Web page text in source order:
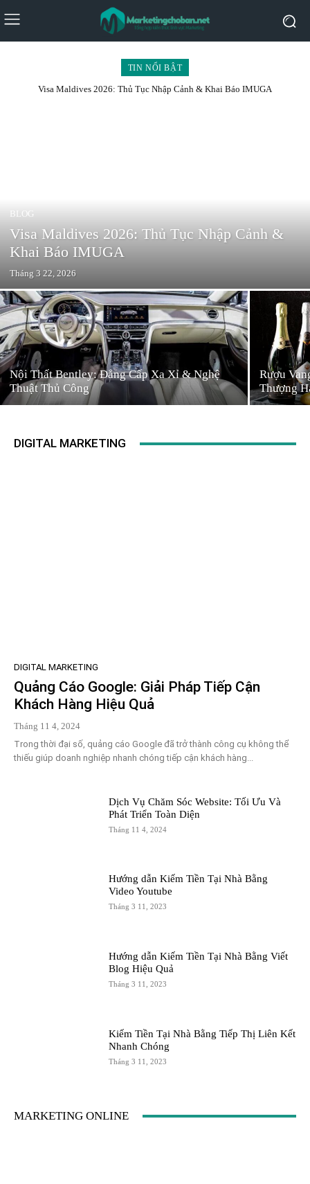
TIN NỔI BẬT
Visa Maldives 2026: Thủ Tục Nhập Cảnh & Khai Báo IMUGA
BLOG
Visa Maldives 2026: Thủ Tục Nhập Cảnh &
Khai Báo IMUGA
Tháng 3 22, 2026
Nội Thất Bentley: Đẳng Cấp Xa Xỉ & Nghệ
Thuật Thủ Công
Rượu
Thượng
DIGITAL MARKETING
DIGITAL MARKETING
Quảng Cáo Google: Giải Pháp Tiếp Cận
Khách Hàng Hiệu Quả
Tháng 11 4, 2024
Trong thời đại số, quảng cáo Google đã trở thành công cụ không thể
thiếu giúp doanh nghiệp nhanh chóng tiếp cận khách hàng...
Dịch Vụ Chăm Sóc Website: Tối Ưu Và
Phát Triển Toàn Diện
Tháng 11 4, 2024
Hướng dẫn Kiếm Tiền Tại Nhà Bằng
Video Youtube
Tháng 3 11, 2023
Hướng dẫn Kiếm Tiền Tại Nhà Bằng Viết
Blog Hiệu Quả
Tháng 3 11, 2023
Kiếm Tiền Tại Nhà Bằng Tiếp Thị Liên Kết
Nhanh Chóng
Tháng 3 11, 2023
MARKETING ONLINE